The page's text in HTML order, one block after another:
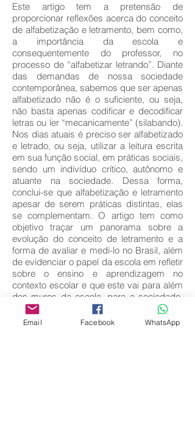
Este artigo tem a pretensão de
proporcionar reflexões acerca do conceito
de alfabetização e letramento, bem como,
a importância da escola e
consequentemente do professor, no
processo de “alfabetizar letrando”. Diante
das demandas de nossa sociedade
contemporânea, sabemos que ser apenas
alfabetizado não é o suficiente, ou seja,
não basta apenas codificar e decodificar
letras ou ler “mecanicamente” (silabando).
Nos dias atuais é preciso ser alfabetizado
e letrado, ou seja, utilizar a leitura escrita
em sua função social, em práticas sociais,
sendo um indivíduo crítico, autônomo e
atuante na sociedade. Dessa forma,
conclui-se que alfabetização e letramento
apesar de serem práticas distintas, elas
se complementam. O artigo tem como
objetivo traçar um panorama sobre a
evolução do conceito de letramento e a
forma de avaliar e medi-lo no Brasil, além
de evidenciar o papel da escola em refletir
sobre o ensino e aprendizagem no
contexto escolar e que este vai para além
dos muros da escola, para a sociedade,
no qual as pessoas precisam desenvolver
os conhecimentos adquiridos na
Email Facebook WhatsApp